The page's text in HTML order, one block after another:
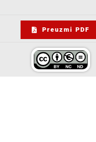
Preuzmi PDF